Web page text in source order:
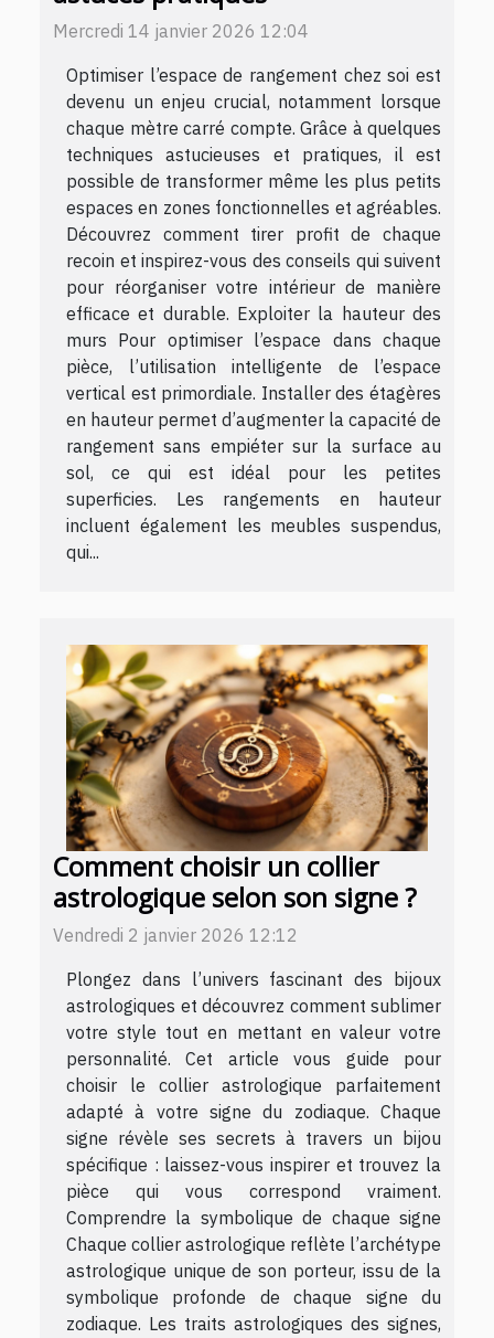
Mercredi 14 janvier 2026 12:04
Optimiser l’espace de rangement chez soi est
devenu un enjeu crucial, notamment lorsque
chaque mètre carré compte. Grâce à quelques
techniques astucieuses et pratiques, il est
possible de transformer même les plus petits
espaces en zones fonctionnelles et agréables.
Découvrez comment tirer profit de chaque
recoin et inspirez-vous des conseils qui suivent
pour réorganiser votre intérieur de manière
efficace et durable. Exploiter la hauteur des
murs Pour optimiser l’espace dans chaque
pièce, l’utilisation intelligente de l’espace
vertical est primordiale. Installer des étagères
en hauteur permet d’augmenter la capacité de
rangement sans empiéter sur la surface au
sol, ce qui est idéal pour les petites
superficies. Les rangements en hauteur
incluent également les meubles suspendus,
qui...
Comment choisir un collier
astrologique selon son signe ?
Vendredi 2 janvier 2026 12:12
Plongez dans l’univers fascinant des bijoux
astrologiques et découvrez comment sublimer
votre style tout en mettant en valeur votre
personnalité. Cet article vous guide pour
choisir le collier astrologique parfaitement
adapté à votre signe du zodiaque. Chaque
signe révèle ses secrets à travers un bijou
spécifique : laissez-vous inspirer et trouvez la
pièce qui vous correspond vraiment.
Comprendre la symbolique de chaque signe
Chaque collier astrologique reflète l’archétype
astrologique unique de son porteur, issu de la
symbolique profonde de chaque signe du
zodiaque. Les traits astrologiques des signes,